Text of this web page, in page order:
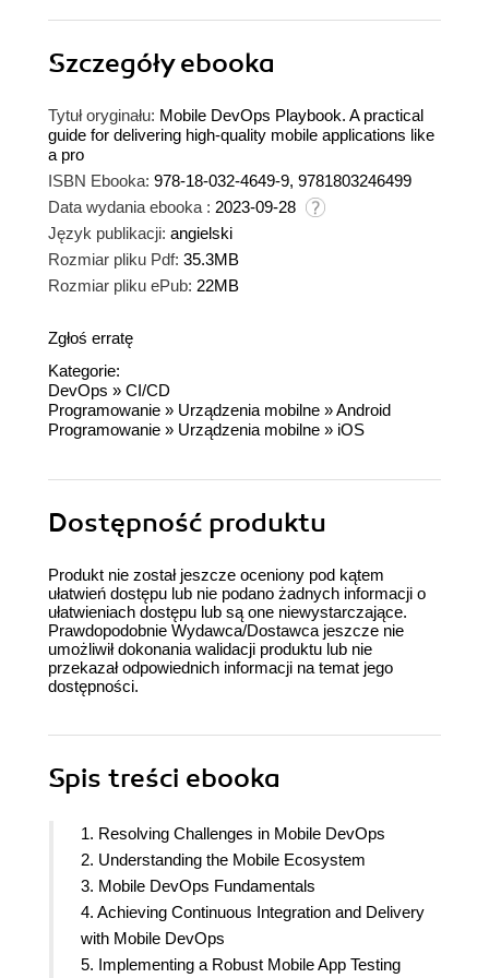
Szczegółyebooka
Tytuł oryginału: Mobile DevOps Playbook. A practical
guide for delivering high-quality mobile applications like
a pro
ISBN Ebooka: 978-18-032-4649-9, 9781803246499
Data wydania ebooka : 2023-09-28
Język publikacji: angielski
Rozmiar pliku Pdf: 35.3MB
Rozmiar pliku ePub: 22MB
Zgłoś erratę
Kategorie:
DevOps » CI/CD
Programowanie » Urządzenia mobilne »Android
Programowanie » Urządzenia mobilne » iOS
Dostępność produktu
Produkt nie został jeszcze oceniony pod kątem
ułatwień dostępu lub nie podano żadnych informacji o
ułatwieniach dostępu lub są one niewystarczające.
Prawdopodobnie Wydawca/Dostawca jeszcze nie
umożliwił dokonania walidacji produktu lub nie
przekazał odpowiednich informacji na temat jego
dostępności.
Spis treści ebooka
1. Resolving Challenges in Mobile DevOps
2. Understanding the Mobile Ecosystem
3. Mobile DevOps Fundamentals
4. Achieving Continuous Integration and Delivery
with Mobile DevOps
5. Implementing a Robust Mobile App Testing